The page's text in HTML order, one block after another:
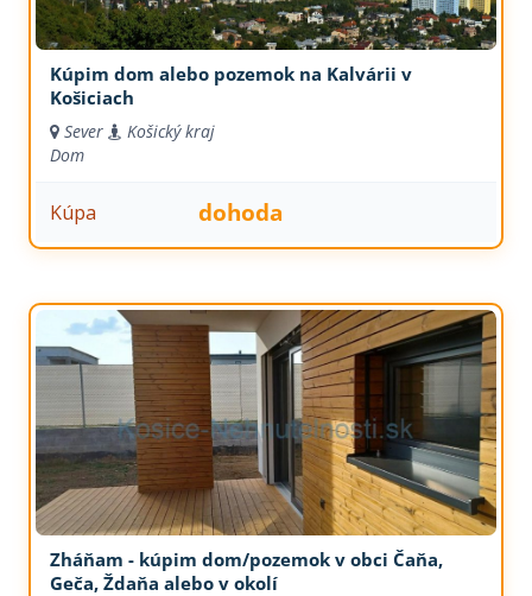
Kúpim dom alebo pozemok na Kalvárii v
Košiciach
Sever
Košický kraj
Dom
Kúpa dohoda
Zháňam - kúpim dom/pozemok v obci Čaňa,
Geča, Ždaňa alebo v okolí